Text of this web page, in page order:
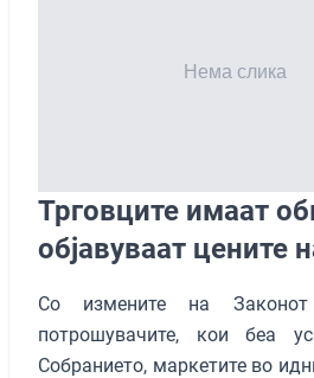
Трговците имаат
објавуваат цените
Со измените на
потрошувачите, кои беа
Собранието, маркетите во